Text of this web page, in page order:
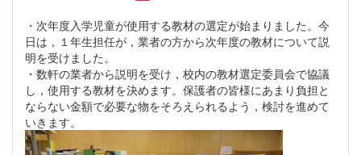
・次年度入学児童が使用する教材の選定が始まりました。今
日は，１年生担任が，業者の方から次年度の教材について説
明を受けました。
・数軒の業者から説明を受け，校内の教材選定委員会で協議
し，使用する教材を決めます。保護者の皆様にあまり負担と
ならない金額で必要な物をそろえられるよう，検討を進めて
いきます。